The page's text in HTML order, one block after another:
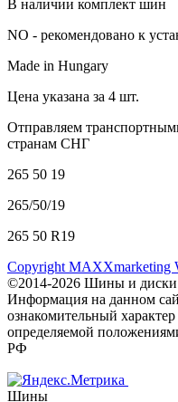
В наличии комплект шин
NO - рекомендовано к
Made in Hungary
Цена указана за 4 шт.
Отправляем
странам СНГ
265 50 19
265/50/19
265 50 R19
Copyright MAXXmarketing
©2014-2026 Шины и диски
Информация на данном
ознакомительный
определяемой
РФ
Шины